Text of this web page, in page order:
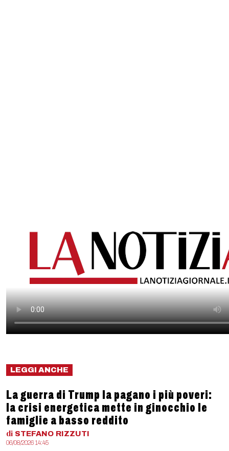
LEGGI ANCHE
La guerra di Trump la pagano i più poveri:
la crisi energetica mette in ginocchio le
famiglie a basso reddito
di STEFANO RIZZUTI
06/08/2026 14:45